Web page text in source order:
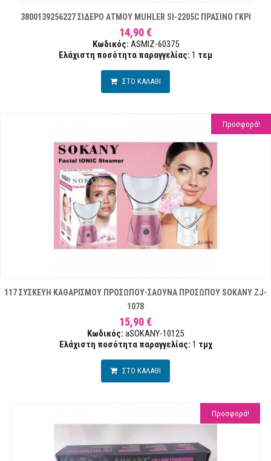
3800139256227 ΣΙΔΕΡΟ ΑΤΜΟΥ MUHLER SI-2205C ΠΡΑΣΙΝΟ ΓΚΡΙ
14,90 €
Κωδικός: ASMIZ-60375
Ελάχιστη ποσότητα παραγγελίας: 1 τεμ
ΣΤΟ ΚΑΛΑΘΙ
Προσφορά!
117 ΣΥΣΚΕΥΗ ΚΑΘΑΡΙΣΜΟΥ ΠΡΟΣΩΠΟΥ-ΣΑΟΥΝΑ ΠΡΟΣΩΠΟΥ SOKANY ZJ-
1078
15,90 €
Κωδικός: aSOKANY-10125
Ελάχιστη ποσότητα παραγγελίας: 1 τμχ
ΣΤΟ ΚΑΛΑΘΙ
Προσφορά!